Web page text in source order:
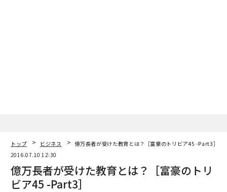
トップ ビジネス
億万長者が受けた教育とは？［富豪のトリビア45 -Part3］
2016.07.10 12:30
億万長者が受けた教育とは？［富豪のトリ
ビア45 -Part3］